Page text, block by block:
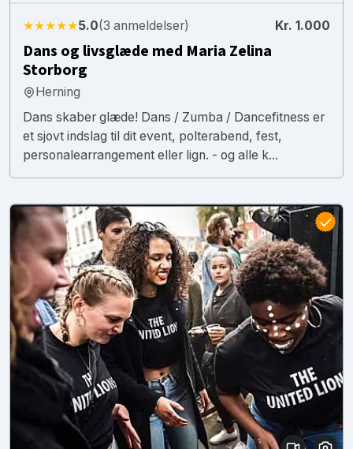
★★★★★5.0(3 anmeldelser) Kr. 1.000
Dans og livsglæde med Maria Zelina
Storborg
Herning
Dans skaber glæde! Dans / Zumba / Dancefitness er
et sjovt indslag til dit event, polterabend, fest,
personalearrangement eller lign. - og alle k...